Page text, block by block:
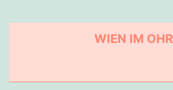
WIEN IM OHR